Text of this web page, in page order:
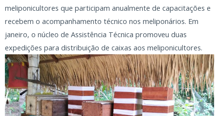
meliponicultores que participam anualmente de capacitações e
recebem o acompanhamento técnico nos meliponários. Em
janeiro, o núcleo de Assistência Técnica promoveu duas
expedições para distribuição de caixas aos meliponicultores.